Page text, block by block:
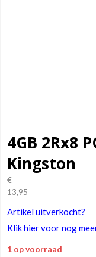
4GB 2Rx8
Kingston
€
13,95
Artikel uitverkocht?
Klik hier voor nog
1 op voorraad